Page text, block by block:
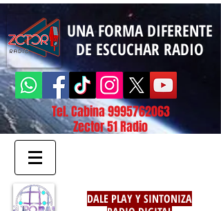
UNA FORMA DIFERENTE
DE ESCUCHAR RADIO
Tel. Cabina9995762063
Zector 51 Radio
DALE PLAY Y SINTONIZA